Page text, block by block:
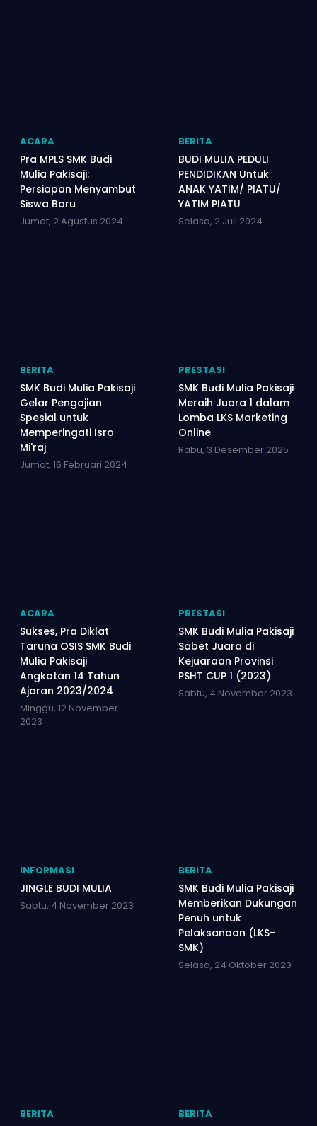
ACARA
Pra MPLS SMK Budi
Mulia Pakisaji:
Persiapan Menyambut
Siswa Baru
Jumat, 2 Agustus 2024
BERITA
BUDI MULIA PEDULI
PENDIDIKAN Untuk
ANAK YATIM/ PIATU/
YATIM PIATU
Selasa, 2 Juli 2024
BERITA
SMK Budi Mulia Pakisaji
Gelar Pengajian
Spesial untuk
Memperingati Isro
Mi'raj
Jumat, 16 Februari 2024
PRESTASI
SMK Budi Mulia Pakisaji
Meraih Juara 1 dalam
Lomba LKS Marketing
Online
Rabu, 3 Desember 2025
ACARA
Sukses, Pra Diklat
Taruna OSIS SMK Budi
Mulia Pakisaji
Angkatan 14 Tahun
Ajaran 2023/2024
Minggu, 12 November
2023
PRESTASI
SMK Budi Mulia Pakisaji
Sabet Juara di
Kejuaraan Provinsi
PSHT CUP 1 (2023)
Sabtu, 4 November 2023
INFORMASI
JINGLE BUDI MULIA
Sabtu, 4 November 2023
BERITA
SMK Budi Mulia Pakisaji
Memberikan Dukungan
Penuh untuk
Pelaksanaan (LKS-
SMK)
Selasa, 24 Oktober 2023
BERITA BERITA